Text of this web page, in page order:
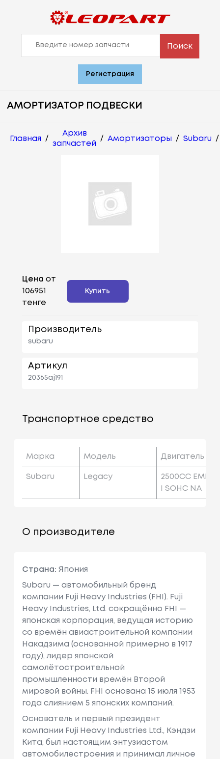
Поиск
Регистрация
АМОРТИЗАТОР ПОДВЕСКИ
Главная /
Архив
запчастей
/ Амортизаторы / Subaru /
Цена от
106951
тенге
Купить
Производитель
subaru
Артикул
20365aj191
Транспортное средство
Марка Модель Двигатель
Subaru Legacy
2500CC EMP
I SOHC NA
О производителе
Страна: Япония
Subaru — автомобильный бренд
компании Fuji Heavy Industries (FHI). Fuji
Heavy Industries, Ltd. сокращённо FHI —
японская корпорация, ведущая историю
со времён авиастроительной компании
Накадзима (основанной примерно в 1917
году), лидер японской
самолётостроительной
промышленности времён Второй
мировой войны. FHI основана 15 июля 1953
года слиянием 5 японских компаний.
Основатель и первый президент
компании Fuji Heavy Industries Ltd., Кэндзи
Кита, был настоящим энтузиастом
автомобилестроения и принимал личное